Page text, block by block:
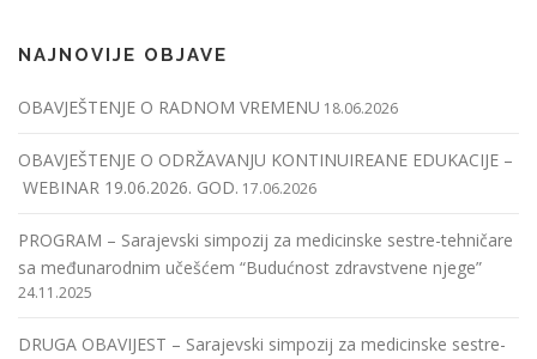
NAJNOVIJE OBJAVE
OBAVJEŠTENJE O RADNOM VREMENU 18.06.2026
OBAVJEŠTENJE O ODRŽAVANJU KONTINUIREANE EDUKACIJE –
WEBINAR 19.06.2026. GOD. 17.06.2026
PROGRAM – Sarajevski simpozij za medicinske sestre-tehničare
sa međunarodnim učešćem “Budućnost zdravstvene njege”
24.11.2025
DRUGA OBAVIJEST – Sarajevski simpozij za medicinske sestre-